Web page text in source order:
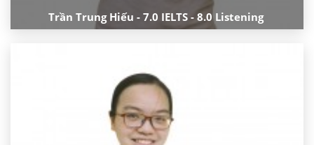
Trần Trung Hiếu - 7.0 IELTS - 8.0 Listening